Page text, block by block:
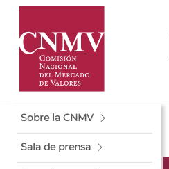
Sobre la CNMV
Sala de prensa